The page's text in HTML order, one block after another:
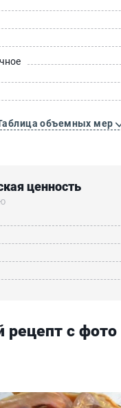
объемных мер
ценность
с фото